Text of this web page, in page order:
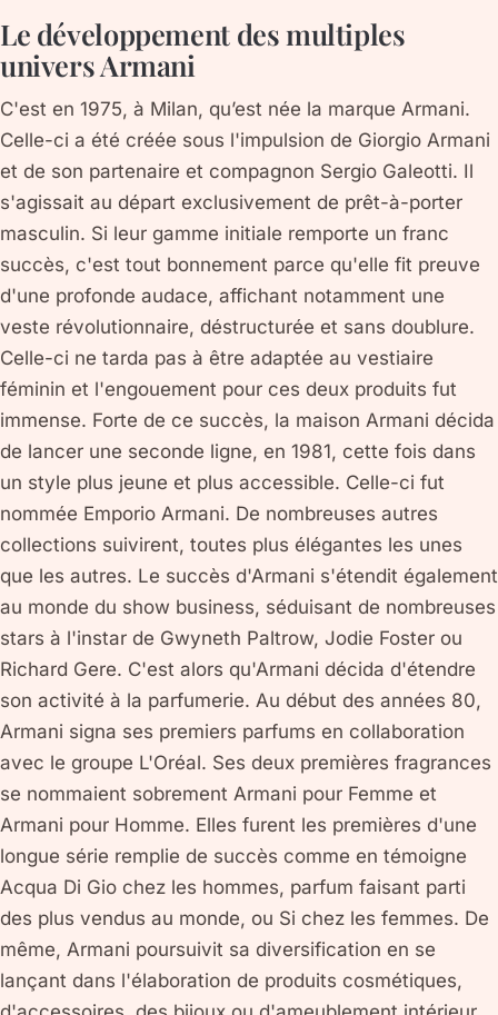
Le développement des multiples
univers Armani
C'est en 1975, à Milan, qu’est née la marque Armani.
Celle-ci a été créée sous l'impulsion de Giorgio Armani
et de son partenaire et compagnon Sergio Galeotti. Il
s'agissait au départ exclusivement de prêt-à-porter
masculin. Si leur gamme initiale remporte un franc
succès, c'est tout bonnement parce qu'elle fit preuve
d'une profonde audace, affichant notamment une
veste révolutionnaire, déstructurée et sans doublure.
Celle-ci ne tarda pas à être adaptée au vestiaire
féminin et l'engouement pour ces deux produits fut
immense. Forte de ce succès, la maison Armani décida
de lancer une seconde ligne, en 1981, cette fois dans
un style plus jeune et plus accessible. Celle-ci fut
nommée Emporio Armani. De nombreuses autres
collections suivirent, toutes plus élégantes les unes
que les autres. Le succès d'Armani s'étendit également
au monde du show business, séduisant de nombreuses
stars à l'instar de Gwyneth Paltrow, Jodie Foster ou
Richard Gere. C'est alors qu'Armani décida d'étendre
son activité à la parfumerie. Au début des années 80,
Armani signa ses premiers parfums en collaboration
avec le groupe L'Oréal. Ses deux premières fragrances
se nommaient sobrement Armani pour Femme et
Armani pour Homme. Elles furent les premières d'une
longue série remplie de succès comme en témoigne
Acqua Di Gio chez les hommes, parfum faisant parti
des plus vendus au monde, ou Si chez les femmes. De
même, Armani poursuivit sa diversification en se
lançant dans l'élaboration de produits cosmétiques,